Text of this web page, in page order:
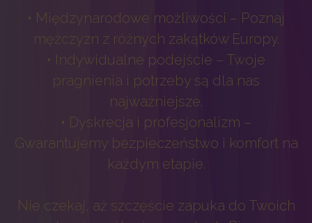
• Międzynarodowe możliwości – Poznaj
mężczyzn z różnych zakątków Europy.
• Indywidualne podejście – Twoje
pragnienia i potrzeby są dla nas
najważniejsze.
• Dyskrecja i profesjonalizm –
Gwarantujemy bezpieczeństwo i komfort na
każdym etapie.
Nie czekaj, aż szczęście zapuka do Twoich